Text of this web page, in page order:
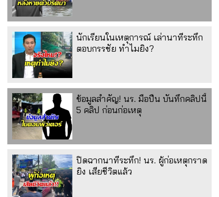
นักเรียนในเหตุการณ์ เล่านาทีระทึก
ตอบกรรชัย ทำไมยิง?
ข้อมูลสำคัญ! นร. มือปืน บันทึกคลิปนี้
5 คลิป ก่อนก่อเหตุ
ปิดฉากนาทีระทึก! นร. ผู้ก่อเหตุกราด
ยิง เสียชีวิตแล้ว